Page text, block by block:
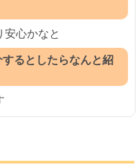
安心かなと
るとしたらなんと紹